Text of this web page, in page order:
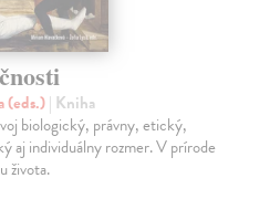
(eds.)| Kniha
biologický, právny, etický,
aj individuálny rozmer. V prírode
života.